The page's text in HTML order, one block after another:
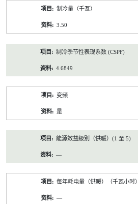
制冷量（千瓦）
3.50
制冷季节性表现系数 (CSPF)
4.6849
变频
是
能源效益級別（供暖）(1 至 5)
—
每年耗电量（供暖）（千瓦小时）
—